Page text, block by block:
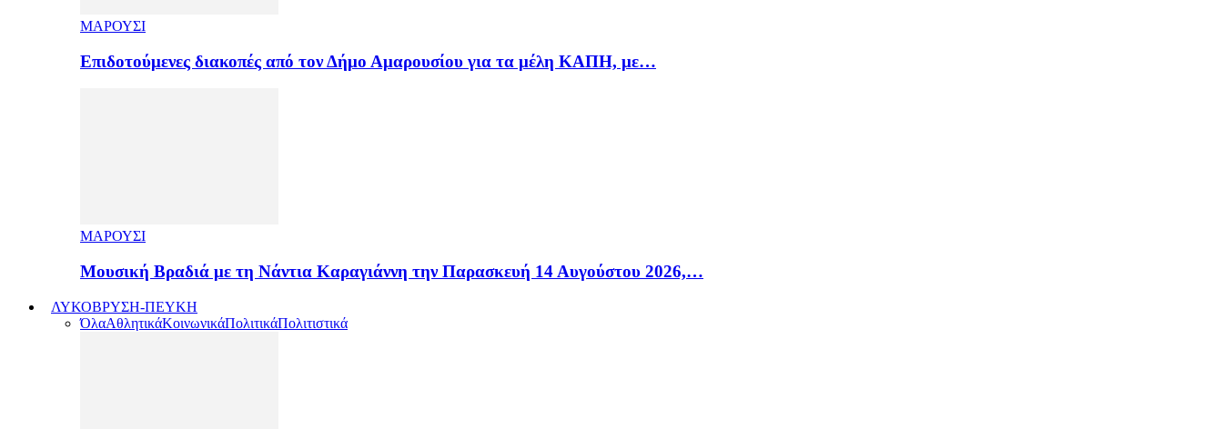
ΜΑΡΟΥΣΙ
Επιδοτούμενες διακοπές από τον Δήμο Αμαρουσίου για τα μέλη ΚΑΠΗ, με…
ΜΑΡΟΥΣΙ
Μουσική Βραδιά με τη Νάντια Καραγιάννη την Παρασκευή 14 Αυγούστου 2026,…
ΛΥΚΟΒΡΥΣΗ-ΠΕΥΚΗ
ΌλαΑθλητικάΚοινωνικάΠολιτικάΠολιτιστικά